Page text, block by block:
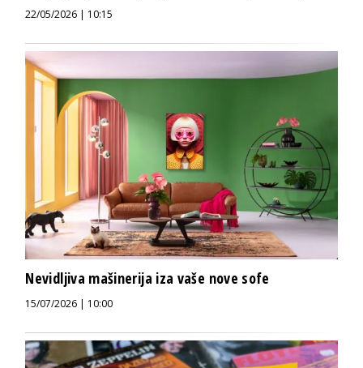
22/05/2026 | 10:15
Nevidljiva mašinerija iza vaše nove sofe
15/07/2026 | 10:00